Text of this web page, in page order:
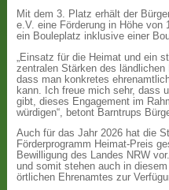
Mit dem 3. Platz erhält der
e.V. eine Förderung in Höhe von
ein Bouleplatz inklusive einer
„Einsatz für die Heimat und ein
zentralen Stärken des ländlichen
dass man konkretes
kann. Ich freue mich sehr, dass
gibt, dieses Engagement im
würdigen“, betont Barntrups
Auch für das Jahr 2026 hat die
Förderprogramm Heimat-Preis
Bewilligung des Landes NRW
und somit stehen auch in
örtlichen Ehrenamtes zur